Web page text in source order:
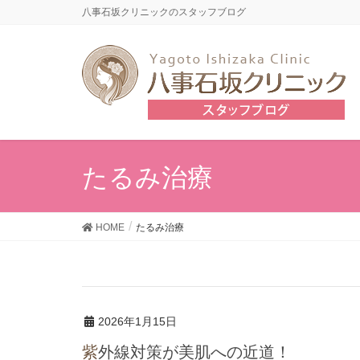
八事石坂クリニックのスタッフブログ
たるみ治療
HOME たるみ治療
2026年1月15日
紫外線対策が美肌への近道！